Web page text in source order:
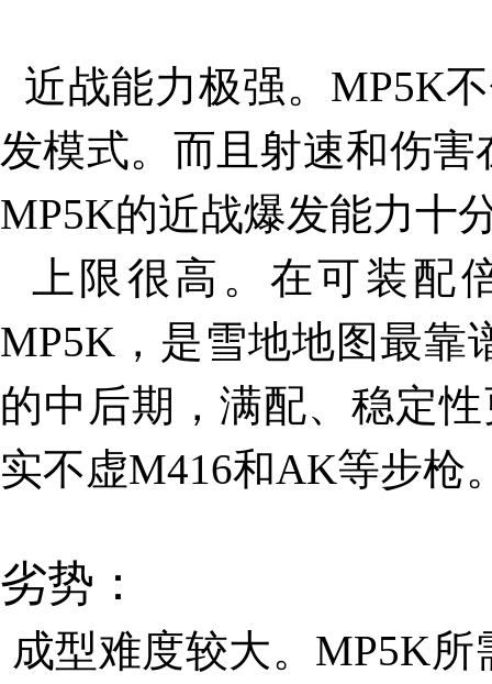
近战能力极强。MP5K
发模式。而且射速和伤
MP5K的近战爆发能力十
上限很高。在可装配
MP5K，是雪地地图最靠
的中后期，满配、稳定
实不虚M416和AK等步枪
劣势：
成型难度较大。MP5K